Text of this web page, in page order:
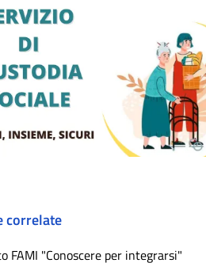
correlate
FAMI "Conoscere per integrarsi"